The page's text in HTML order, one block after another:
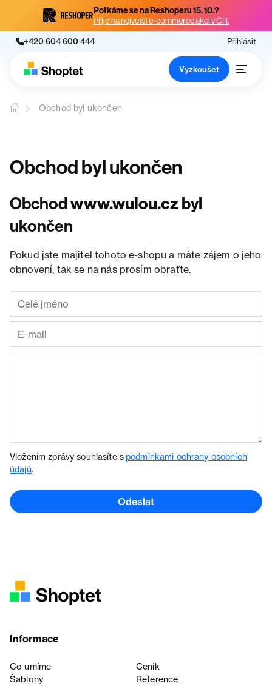
Potkáme se na Reshoperu 15. 10.?
Přijď na největší e-commerce akci v ČR.
+420 604 600 444 Přihlásit
Vyzkoušet
Obchod byl ukončen
Obchod byl ukončen
Obchodwww.wulou.cz byl
ukončen
Pokud jste majitel tohoto e-shopu a máte zájem o jeho
obnovení, tak se na nás prosím obraťte.
Vložením zprávy souhlasíte spodmínkami ochrany osobních
údajů.
Odeslat
Informace
Co umíme
Ceník
Šablony
Reference